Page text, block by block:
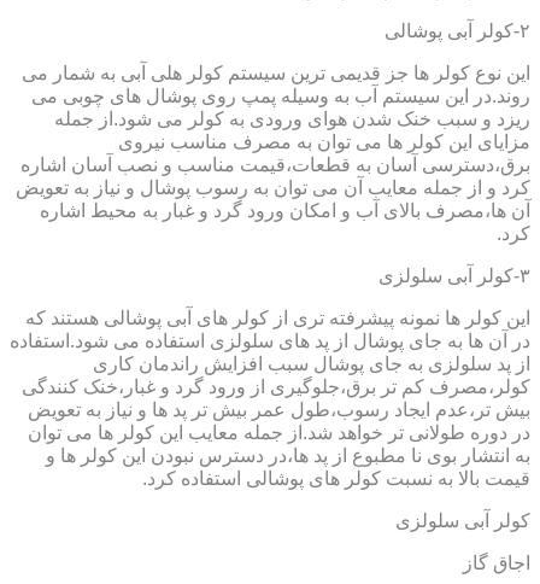
۲-کولر آبی پوشالی
این نوع کولر ها جز قدیمی ترین سیستم کولر هلی آبی به شمار می
روند.در این سیستم آب به وسیله پمپ روی پوشال های چوبی می
ریزد و سبب خنک شدن هوای ورودی به کولر می شود.از جمله
مزایای این کولر ها می توان به مصرف مناسب نیروی
برق،دسترسی آسان به قطعات،قیمت مناسب و نصب آسان اشاره
کرد و از جمله معایب آن می توان به رسوب پوشال و نیاز به تعویض
آن ها،مصرف بالای آب و امکان ورود گرد و غبار به محیط اشاره
کرد.
۳-کولر آبی سلولزی
این کولر ها نمونه پیشرفته تری از کولر های آبی پوشالی هستند که
در آن ها به جای پوشال از پد های سلولزی استفاده می شود.استفاده
از پد سلولزی به جای پوشال سبب افزایش راندمان کاری
کولر،مصرف کم تر برق،جلوگیری از ورود گرد و غبار،خنک کنندگی
بیش تر،عدم ایجاد رسوب،طول عمر بیش تر پد ها و نیاز به تعویض
در دوره طولانی تر خواهد شد.از جمله معایب این کولر ها می توان
به انتشار بوی نا مطبوع از پد ها،در دسترس نبودن این کولر ها و
قیمت بالا به نسبت کولر های پوشالی استفاده کرد.
کولر آبی سلولزی
اجاق گاز